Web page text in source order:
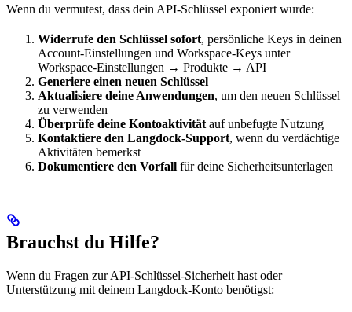
Wenn du vermutest, dass dein API-Schlüssel exponiert wurde:
Widerrufe den Schlüssel sofort, persönliche Keys in deinen
Account-Einstellungen und Workspace-Keys unter
Workspace-Einstellungen → Produkte → API
Generiere einen neuen Schlüssel
Aktualisiere deine Anwendungen, um den neuen Schlüssel
zu verwenden
Überprüfe deine Kontoaktivität auf unbefugte Nutzung
Kontaktiere den Langdock-Support, wenn du verdächtige
Aktivitäten bemerkst
Dokumentiere den Vorfall für deine Sicherheitsunterlagen
Brauchst du Hilfe?
Wenn du Fragen zur API-Schlüssel-Sicherheit hast oder
Unterstützung mit deinem Langdock-Konto benötigst: